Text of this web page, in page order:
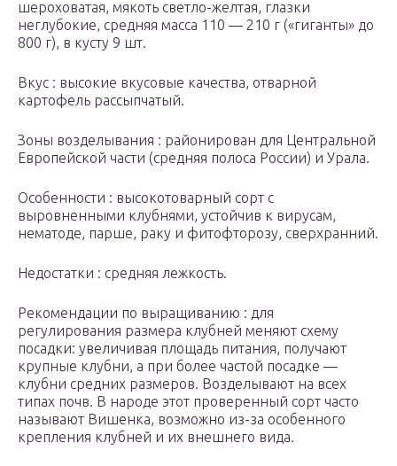
шероховатая, мякоть светло-желтая, глазки
неглубокие, средняя масса 110 — 210 г («гиганты» до
800 г), в кусту 9 шт.
Вкус : высокие вкусовые качества, отварной
картофель рассыпчатый.
Зоны возделывания : районирован для Центральной
Европейской части (средняя полоса России) и Урала.
Особенности : высокотоварный сорт с
выровненными клубнями, устойчив к вирусам,
нематоде, парше, раку и фитофторозу, сверхранний.
Недостатки : средняя лежкость.
Рекомендации по выращиванию : для
регулирования размера клубней меняют схему
посадки: увеличивая площадь питания, получают
крупные клубни, а при более частой посадке —
клубни средних размеров. Возделывают на всех
типах почв. В народе этот проверенный сорт часто
называют Вишенка, возможно из-за особенного
крепления клубней и их внешнего вида.